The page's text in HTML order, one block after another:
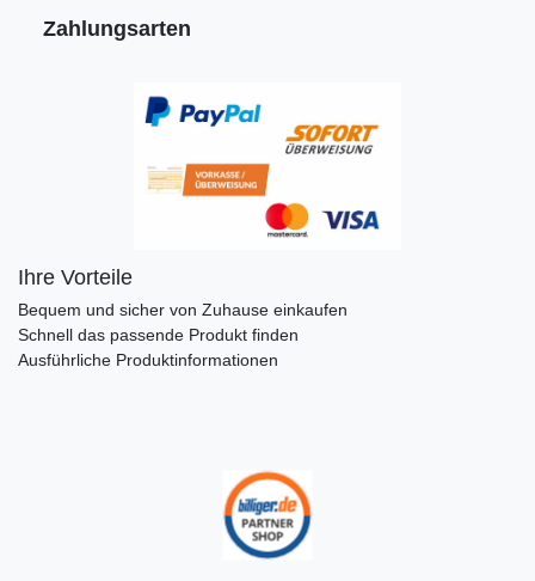
Zahlungsarten
Ihre Vorteile
Bequem und sicher von Zuhause einkaufen
Schnell das passende Produkt finden
Ausführliche Produktinformationen